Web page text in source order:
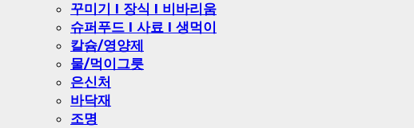
꾸미기 l 장식 l 비바리움
슈퍼푸드 l 사료 l 생먹이
칼슘/영양제
물/먹이그릇
은신처
바닥재
조명